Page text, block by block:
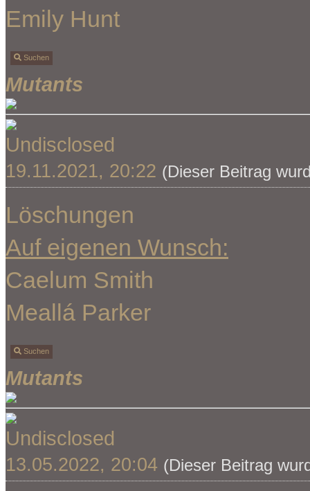
Emily Hunt
Suchen
Mutants
Undisclosed
19.11.2021, 20:22 (Dieser Beitrag
Löschungen
Auf eigenen Wunsch:
Caelum Smith
Meallá Parker
Suchen
Mutants
Undisclosed
13.05.2022, 20:04 (Dieser Beitrag